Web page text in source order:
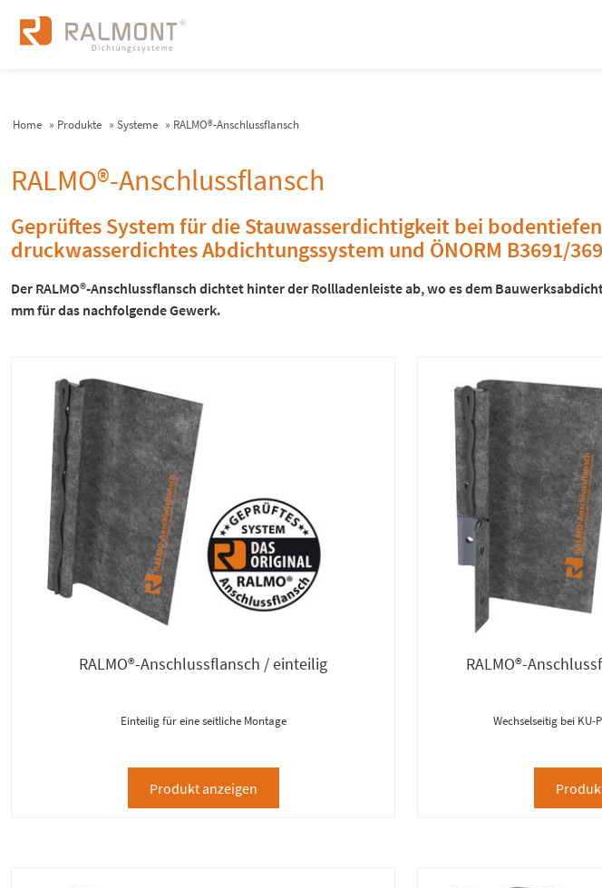
Home » Produkte » Systeme » RALMO®-Anschlussflansch
RALMO®-Anschlussflansch
Geprüftes System für die Stauwasserdichtigkeit bei
druckwasserdichtes Abdichtungssystem und ÖNORM B3691/
Der RALMO®-Anschlussflansch dichtet hinter der Rollladenleiste ab, wo es dem
mm für das nachfolgende Gewerk.
RALMO®-Anschlussflansch / einteilig
Einteilig für eine seitliche Montage
Produkt anzeigen
RALMO®-
Wechselseitig bei